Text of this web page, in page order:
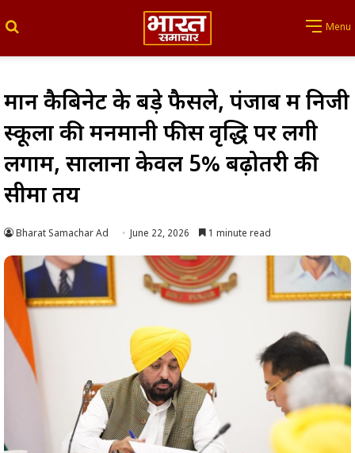
Menu
मान कैबिनेट के बड़े फैसले, पंजाब में निजी
स्कूलों की मनमानी फीस वृद्धि पर लगी
लगाम, सालाना केवल 5% बढ़ोतरी की
सीमा तय
Bharat Samachar Ad June 22, 2026 1 minute read